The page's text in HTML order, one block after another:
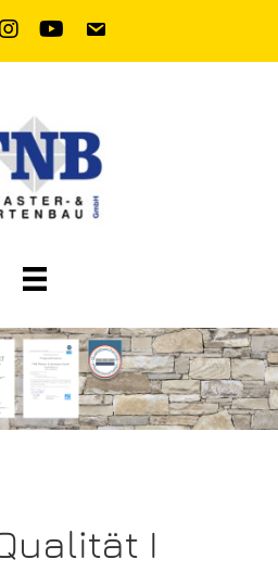
von FNB
Instagramseite von FNB
YouTube Kanal von FNB
Mailadresse von FNB
I